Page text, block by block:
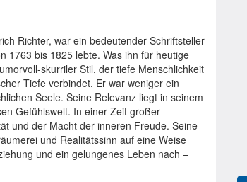
Richter, war ein bedeutender Schriftsteller
1763 bis 1825 lebte. Was ihn für heutige
skurriler Stil, der tiefe Menschlichkeit
Tiefe verbindet. Er war weniger ein
Seele. Seine Relevanz liegt in seinem
Gefühlswelt. In einer Zeit großer
und der Macht der inneren Freude. Seine
und Realitätssinn auf eine Weise
und ein gelungenes Leben nach –